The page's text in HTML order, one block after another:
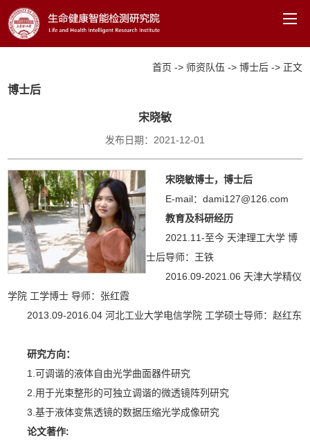
科学研究
行健百宝箱
文件下载
首页 -> 师资队伍 -> 博士后 -> 正文
博士后
宋晓敏
发布日期：2021-12-01
宋晓敏博士，博士后
E-mail：dami127@126.com
教育及科研经历
2021.11-至今 天津理工大学 博
士后导师：王铁
2016.09-2021.06 天津大学精仪
学院 工学博士 导师：张红霞
2013.09-2016.04 河北工业大学电信学院 工学硕士导师：赵红东
研究方向：
1.可调谐的液体自由光学曲面器件研究
2.用于光束整形的可独立调谐的微透镜阵列研究
3.基于液体变焦透镜的数据压缩光学成像研究
论文著作: